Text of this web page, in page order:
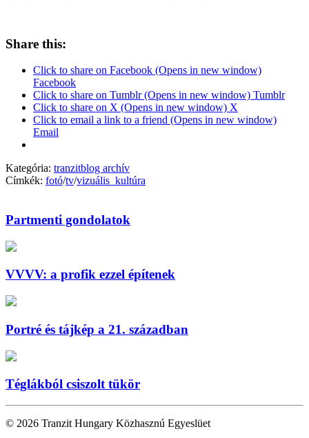
Share this:
Click to share on Facebook (Opens in new window)
Facebook
Click to share on Tumblr (Opens in new window) Tumblr
Click to share on X (Opens in new window) X
Click to email a link to a friend (Opens in new window)
Email
Kategória: tranzitblog archív
Címkék: fotó/tv/vizuális_kultúra
Partmenti gondolatok
VVVV: a profik ezzel építenek
Portré és tájkép a 21. században
Téglákból csiszolt tükör
© 2026 Tranzit Hungary Közhasznú Egyeslüet